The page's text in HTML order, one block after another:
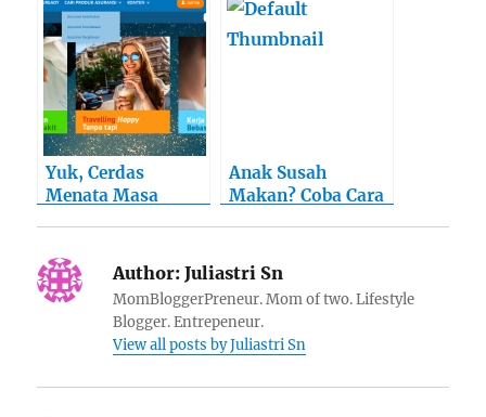
Wirausaha Wanita
di Acara Kelas
Bunda
Mombassador
SGM Eksplor Jogja
Pelopor Generasi
Maju
Yuk, Cerdas
Menata Masa
Anak Susah
Makan? Coba Cara
Author: Juliastri Sn
MomBloggerPreneur. Mom of two. Lifestyle
Blogger. Entrepeneur.
View all posts by Juliastri Sn